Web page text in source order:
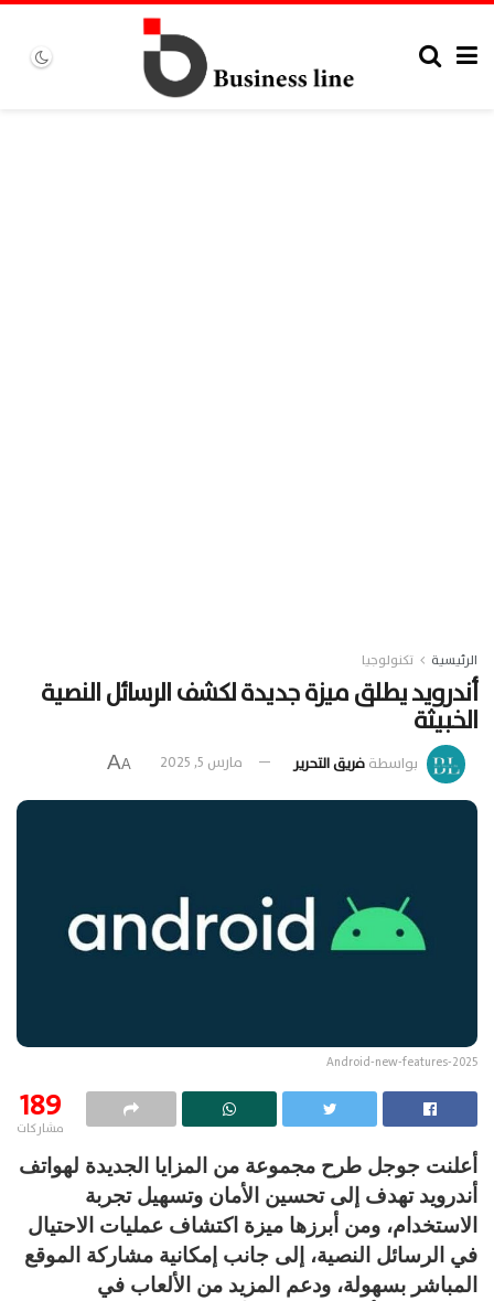
الرئيسية تكنولوجيا
أندرويد يطلق ميزة جديدة لكشف الرسائل النصية
الخبيثة
بواسطةفريق التحرير مارس 5, 2025 A
A
Android-new-features-2025
189
مشاركات
أعلنت جوجل طرح مجموعة من المزايا الجديدة لهواتف
أندرويد تهدف إلى تحسين الأمان وتسهيل تجربة
الاستخدام، ومن أبرزها ميزة اكتشاف عمليات الاحتيال
في الرسائل النصية، إلى جانب إمكانية مشاركة الموقع
المباشر بسهولة، ودعم المزيد من الألعاب في